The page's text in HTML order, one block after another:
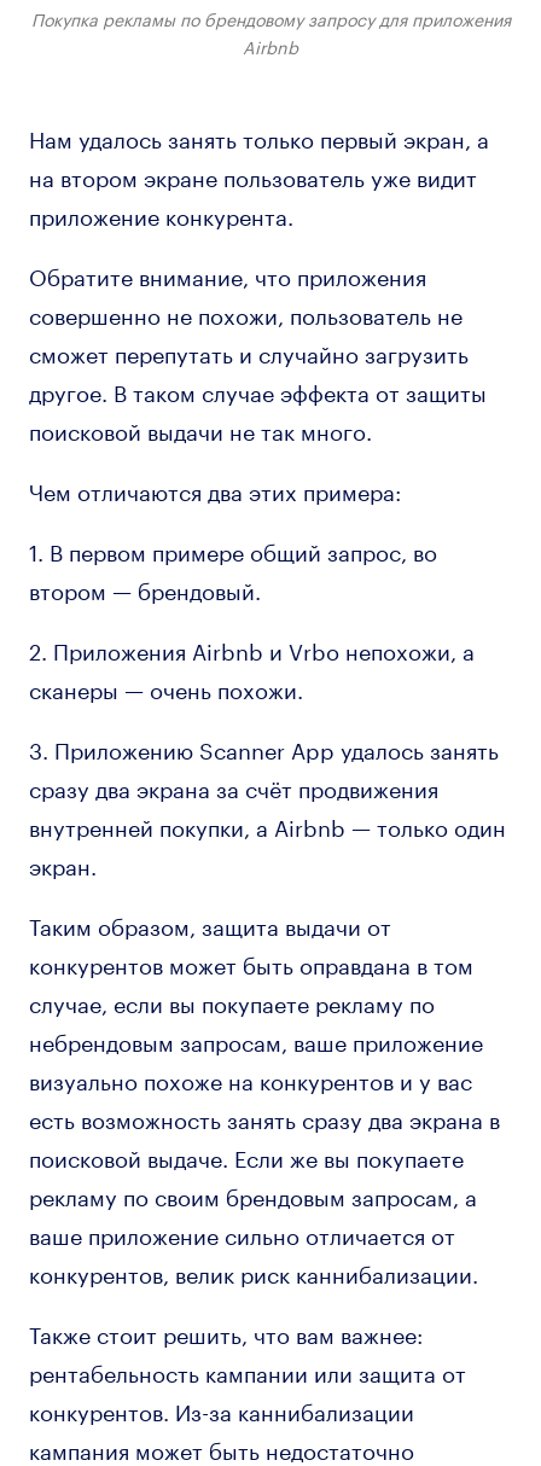
Покупка рекламы по брендовому запросу для приложения
Airbnb
Нам удалось занять только первый экран, а
на втором экране пользователь уже видит
приложение конкурента.
Обратите внимание, что приложения
совершенно не похожи, пользователь не
сможет перепутать и случайно загрузить
другое. В таком случае эффекта от защиты
поисковой выдачи не так много.
Чем отличаются два этих примера:
1. В первом примере общий запрос, во
втором — брендовый.
2. Приложения Airbnb и Vrbo непохожи, а
сканеры — очень похожи.
3. Приложению Scanner App удалось занять
сразу два экрана за счёт продвижения
внутренней покупки, а Airbnb — только один
экран.
Таким образом, защита выдачи от
конкурентов может быть оправдана в том
случае, если вы покупаете рекламу по
небрендовым запросам, ваше приложение
визуально похоже на конкурентов и у вас
есть возможность занять сразу два экрана в
поисковой выдаче. Если же вы покупаете
рекламу по своим брендовым запросам, а
ваше приложение сильно отличается от
конкурентов, велик риск каннибализации.
Также стоит решить, что вам важнее:
рентабельность кампании или защита от
конкурентов. Из-за каннибализации
кампания может быть недостаточно